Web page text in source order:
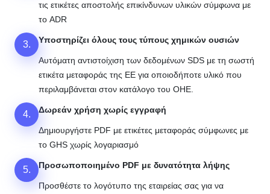
τις ετικέτες αποστολής επικίνδυνων υλικών σύμφωνα με
το ADR
3. Υποστηρίζει όλους τους τύπους χημικών ουσιών
Αυτόματη αντιστοίχιση των δεδομένων SDS με τη σωστή
ετικέτα μεταφοράς της ΕΕ για οποιοδήποτε υλικό που
περιλαμβάνεται στον κατάλογο του ΟΗΕ.
4. Δωρεάν χρήση χωρίς εγγραφή
Δημιουργήστε PDF με ετικέτες μεταφοράς σύμφωνες με
το GHS χωρίς λογαριασμό
5. Προσωποποιημένο PDF με δυνατότητα λήψης
Προσθέστε το λογότυπο της εταιρείας σας για να